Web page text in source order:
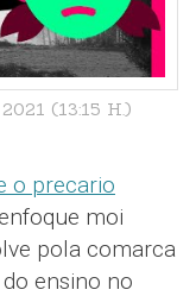
(13:15 H.)
o precario
moi
pola comarca
ensino no